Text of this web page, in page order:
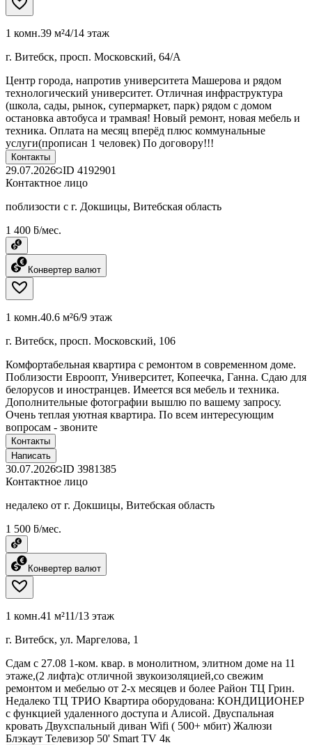
1 комн.39 м²4/14 этаж
г. Витебск, просп. Московский, 64/А
Центр города, напротив университета Машерова и рядом
технологический университет. Отличная инфраструктура
(школа, сады, рынок, супермаркет, парк) рядом с домом
остановка автобуса и трамвая! Новый ремонт, новая мебель и
техника. Оплата на месяц вперёд плюс коммунальные
услуги(прописан 1 человек) По договору!!!
Контакты
29.07.2026 ID 4192901
Контактное лицо
поблизости с г. Докшицы, Витебская область
1 400 ƃ/мес.
Конвертер валют
1 комн.40.6 м²6/9 этаж
г. Витебск, просп. Московский, 106
Комфортабельная квартира с ремонтом в современном доме.
Поблизости Евроопт, Университет, Копеечка, Ганна. Сдаю для
белорусов и иностранцев. Имеется вся мебель и техника.
Дополнительные фотографии вышлю по вашему запросу.
Очень теплая уютная квартира. По всем интересующим
вопросам - звоните
Контакты
Написать
30.07.2026 ID 3981385
Контактное лицо
недалеко от г. Докшицы, Витебская область
1 500 ƃ/мес.
Конвертер валют
1 комн.41 м²11/13 этаж
г. Витебск, ул. Маргелова, 1
Сдам с 27.08 1-ком. квар. в монолитном, элитном доме на 11
этаже,(2 лифта)с отличной звукоизоляцией,со свежим
ремонтом и мебелью от 2-х месяцев и более Район ТЦ Грин.
Недалеко ТЦ ТРИО Квартира оборудована: КОНДИЦИОНЕР
с функцией удаленного доступа и Алисой. Двуспальная
кровать Двухспальный диван Wifi ( 500+ мбит) Жалюзи
Блэкаут Телевизор 50' Smart TV 4к